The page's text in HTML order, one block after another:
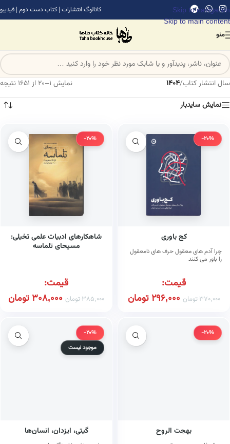
Skip to navigation
Skip to main content
کاتالوگ انتشارات | کتاب دست دوم | فیدیبو
منو
سال انتشار کتاب/
1404
نمایش 1–20 از 1651 نتیجه
نمایش سایدبار
-20%
کج باوری
چرا آدم های معقول حرف های نامعقول
را باور می کنند
قیمت:
370,000تومان 296,000تومان
-20%
شاهکارهای ادبیات علمی تخیلی:
مسیحای تلماسه
قیمت:
385,000تومان 308,000تومان
-20%
بهجت الروح
-20%
موجود نیست
گیتی، ایزدان، انسان‌ها